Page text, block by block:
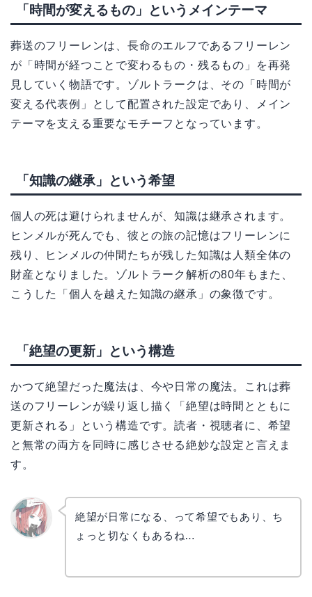
「時間が変えるもの」というメインテーマ
葬送のフリーレンは、長命のエルフであるフリーレン
が「時間が経つことで変わるもの・残るもの」を再発
見していく物語です。ゾルトラークは、その「時間が
変える代表例」として配置された設定であり、メイン
テーマを支える重要なモチーフとなっています。
「知識の継承」という希望
個人の死は避けられませんが、知識は継承されます。
ヒンメルが死んでも、彼との旅の記憶はフリーレンに
残り、ヒンメルの仲間たちが残した知識は人類全体の
財産となりました。ゾルトラーク解析の80年もまた、
こうした「個人を越えた知識の継承」の象徴です。
「絶望の更新」という構造
かつて絶望だった魔法は、今や日常の魔法。これは葬
送のフリーレンが繰り返し描く「絶望は時間とともに
更新される」という構造です。読者・視聴者に、希望
と無常の両方を同時に感じさせる絶妙な設定と言えま
す。
絶望が日常になる、って希望でもあり、ち
ょっと切なくもあるね…